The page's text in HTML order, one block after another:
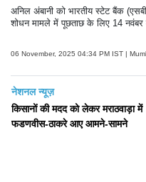
अनिल अंबानी को भारतीय स्टेट बैंक
शोधन मामले में पूछताछ के लिए 14 नवंबर
06 November, 2025 04:34 PM IST |
नेशनल न्यूज़
किसानों की मदद को लेकर मराठवाड़ा में
फडणवीस-ठाकरे आए आमने-सामने